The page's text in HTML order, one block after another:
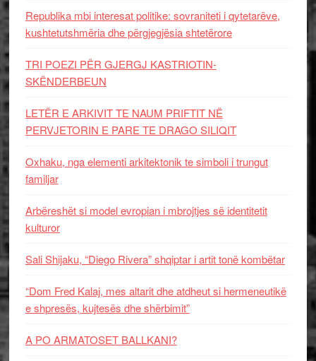
Republika mbi interesat politike: sovraniteti i qytetarëve,
kushtetutshmëria dhe përgjegjësia shtetërore
TRI POEZI PËR GJERGJ KASTRIOTIN-
SKËNDERBEUN
LETËR E ARKIVIT TE NAUM PRIFTIT NË
PERVJETORIN E PARE TE DRAGO SILIQIT
Oxhaku, nga elementi arkitektonik te simboli i trungut
familjar
Arbëreshët si model evropian i mbrojtjes së identitetit
kulturor
Sali Shijaku, “Diego Rivera” shqiptar i artit tonë kombëtar
“Dom Fred Kalaj, mes altarit dhe atdheut si hermeneutikë
e shpresës, kujtesës dhe shërbimit”
A PO ARMATOSET BALLKANI?